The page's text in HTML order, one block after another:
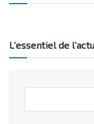
L’essentiel de